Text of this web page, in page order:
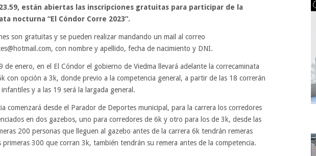
están abiertas las inscripciones gratuitas para participar de la
nocturna “El Cóndor Corre 2023”.
son gratuitas y se pueden realizar mandando un mail al correo
con nombre y apellido, fecha de nacimiento y DNI.
de enero, en el El Cóndor el gobierno de Viedma llevará adelante la correcaminata
con opción a 3k, donde previo a la competencia general, a partir de las 18 correrán
infantiles y a las 19 será la largada general.
comenzará desde el Parador de Deportes municipal, para la carrera los corredores
en dos gazebos, uno para corredores de 6k y otro para los de 3k, desde las
200 personas que lleguen al gazebo antes de la carrera 6k tendrán remeras
primeras 300 que corran 3k, también tendrán su remera antes de la competencia.